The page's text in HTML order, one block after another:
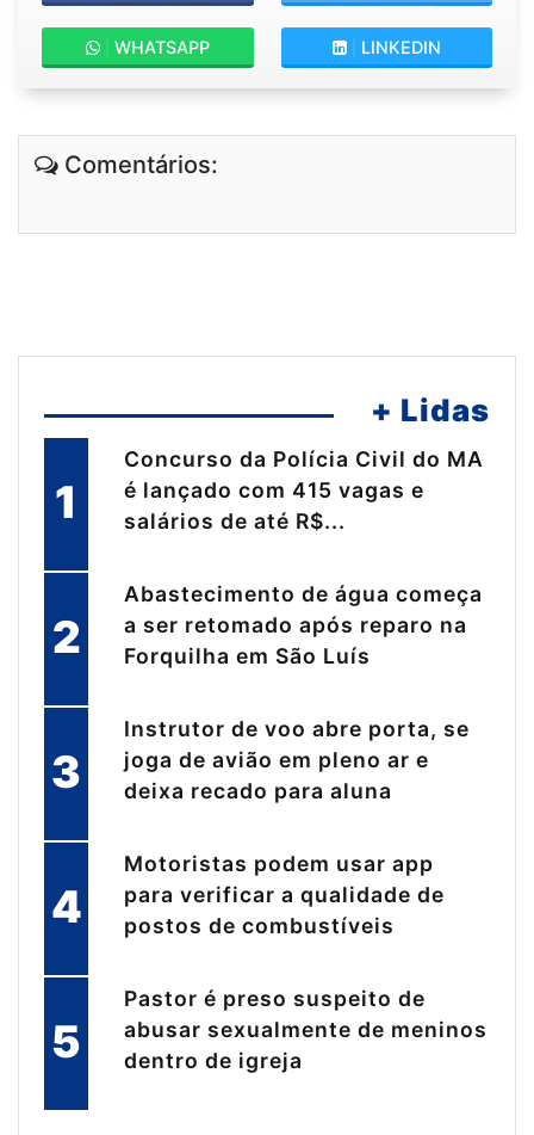
WHATSAPP LINKEDIN
Comentários:
+ Lidas
1
Concurso da Polícia Civil do MA
é lançado com 415 vagas e
salários de até R$...
2
Abastecimento de água começa
a ser retomado após reparo na
Forquilha em São Luís
3
Instrutor de voo abre porta, se
joga de avião em pleno ar e
deixa recado para aluna
4
Motoristas podem usar app
para verificar a qualidade de
postos de combustíveis
5
Pastor é preso suspeito de
abusar sexualmente de meninos
dentro de igreja